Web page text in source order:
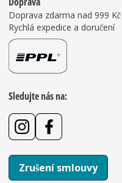
Doprava zdarma nad 999 Kč
Rychlá expedice a doručení
Sledujte nás na:
Zrušení smlouvy